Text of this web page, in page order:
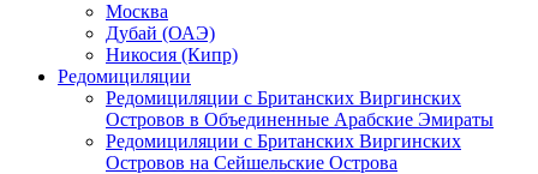
Москва
Дубай (ОАЭ)
Никосия (Кипр)
Редомициляции
Редомициляции с Британских Виргинских
Островов в Объединенные Арабские Эмираты
Редомициляции с Британских Виргинских
Островов на Сейшельские Острова